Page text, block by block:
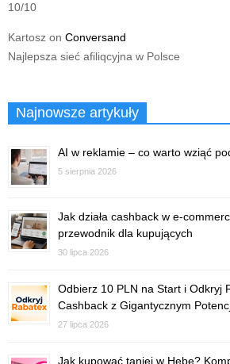
10/10
Kartosz on Conversand
Najlepsza sieć afiliqcyjna w Polsce
Najnowsze artykuły
AI w reklamie – co warto wziąć
5 sierpnia 2026
Jak działa cashback w e-
przewodnik dla kupujących
30 lipca 2026
Odbierz 10 PLN na Start i Odkryj
Cashback z Gigantycznym
27 lipca 2026
Jak kupować taniej w Hebe?